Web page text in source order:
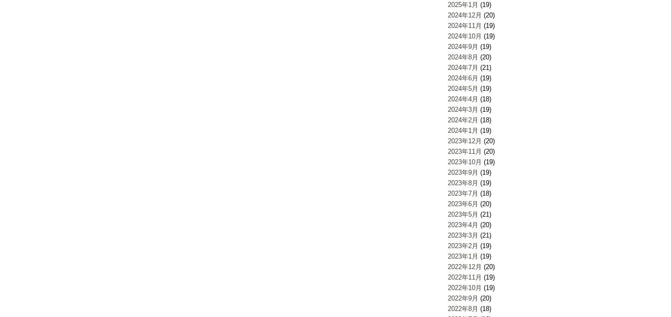
2025年1月 (19)
2024年12月 (20)
2024年11月 (19)
2024年10月 (19)
2024年9月 (19)
2024年8月 (20)
2024年7月 (21)
2024年6月 (19)
2024年5月 (19)
2024年4月 (18)
2024年3月 (19)
2024年2月 (18)
2024年1月 (19)
2023年12月 (20)
2023年11月 (20)
2023年10月 (19)
2023年9月 (19)
2023年8月 (19)
2023年7月 (18)
2023年6月 (20)
2023年5月 (21)
2023年4月 (20)
2023年3月 (21)
2023年2月 (19)
2023年1月 (19)
2022年12月 (20)
2022年11月 (19)
2022年10月 (19)
2022年9月 (20)
2022年8月 (18)